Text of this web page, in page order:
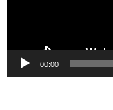
00:00